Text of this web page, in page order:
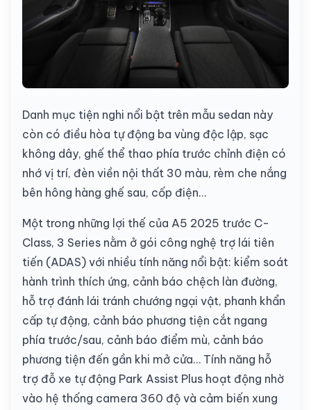
Danh mục tiện nghi nổi bật trên mẫu sedan này
còn có điều hòa tự động ba vùng độc lập, sạc
không dây, ghế thể thao phía trước chỉnh điện có
nhớ vị trí, đèn viền nội thất 30 màu, rèm che nắng
bên hông hàng ghế sau, cốp điện…
Một trong những lợi thế của A5 2025 trước C-
Class, 3 Series nằm ở gói công nghệ trợ lái tiên
tiến (ADAS) với nhiều tính năng nổi bật: kiểm soát
hành trình thích ứng, cảnh báo chệch làn đường,
hỗ trợ đánh lái tránh chướng ngại vật, phanh khẩn
cấp tự động, cảnh báo phương tiện cắt ngang
phía trước/sau, cảnh báo điểm mù, cảnh báo
phương tiện đến gần khi mở cửa… Tính năng hỗ
trợ đỗ xe tự động Park Assist Plus hoạt động nhờ
vào hệ thống camera 360 độ và cảm biến xung